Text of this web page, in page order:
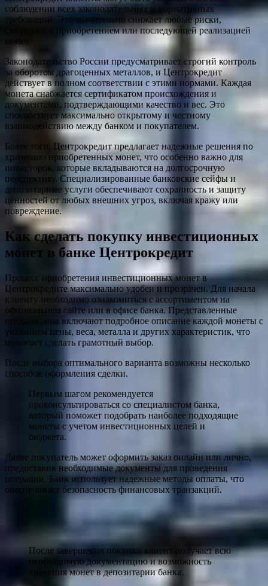
соблюдении всех законодательных и нормативных
требований. Это значительно снижает любые риски,
связанные с приобретением или последующей реализацией
Законодательство России предусматривает строгий контроль
за оборотом драгоценных металлов, и Центрокредит
действует в полном соответствии с этими нормами. Каждая
монета снабжается сертификатом происхождения и
документами, подтверждающими качество и вес. Это
способствует максимально открытому и честному
взаимодействию между банком и покупателем.
Более того, Центрокредит предлагает надежные решения по
хранению приобретенных монет, что особенно важно для
инвесторов, которые вкладываются на долгосрочную
перспективу. Специализированные банковские сейфы и
депозитарные услуги обеспечивают сохранность и защиту
ценностей от любых внешних угроз, включая кражу или
повреждение.
Как сделать покупку инвестиционных
монет в банке Центрокредит
Процесс приобретения инвестиционных монет в
Центрокредите максимально удобен и прозрачен. Для начала
клиенту необходимо ознакомиться с ассортиментом на
официальном сайте или в офисе банка. Представленные
предложения включают подробное описание каждой монеты с
указанием цены, веса, металла и других характеристик, что
помогает сделать грамотный выбор.
После выбора оптимального варианта возможны несколько
способов оформления сделки.
Первым шагом рекомендуется
проконсультироваться со специалистом банка,
который поможет подобрать наиболее подходящие
монеты с учетом инвестиционных целей и
бюджета.
Далее покупатель может оформить заказ онлайн или лично,
предоставив необходимые документы для проведения
операции. Банк использует надежные методы оплаты, что
обеспечивает безопасность финансовых транзакций.
После завершения покупки клиент получает всю
необходимую документацию и возможность
хранения монет в депозитарии банка.